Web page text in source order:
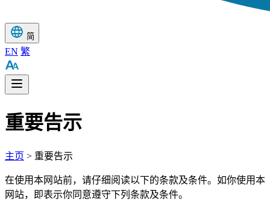
简
EN 繁
重要告示
主页 > 重要告示
在使用本网站前，请仔细阅读以下的条款及条件。如你使用本
网站，即表示你同意遵守下列条款及条件。